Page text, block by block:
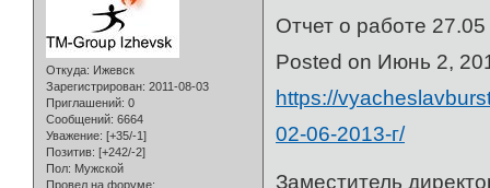
Откуда: Ижевск
Зарегистрирован: 2011-08-03
Приглашений: 0
Сообщений: 6664
Уважение: [+35/-1]
Позитив: [+242/-2]
Пол: Мужской
Провел на форуме:
Отчет о работе
Posted on Июнь 2,
https://
02-06-2013-г/
Заместитель